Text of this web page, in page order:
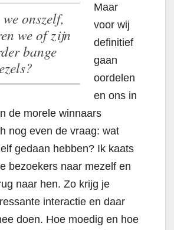
we of zijn
bange
Maar
voor wij
definitief
gaan
oordelen
en ons in
de morele winnaars
nog even de vraag: wat
gedaan hebben? Ik kaats
bezoekers naar mezelf en
naar hen. Zo krijg je
interactie en daar
doen. Hoe moedig en hoe